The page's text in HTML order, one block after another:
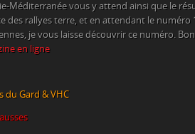
Méditerranée vous y attend ainsi que le
des rallyes terre, et en attendant le numéro
je vous laisse découvrir ce numéro.
en ligne
du Gard & VHC